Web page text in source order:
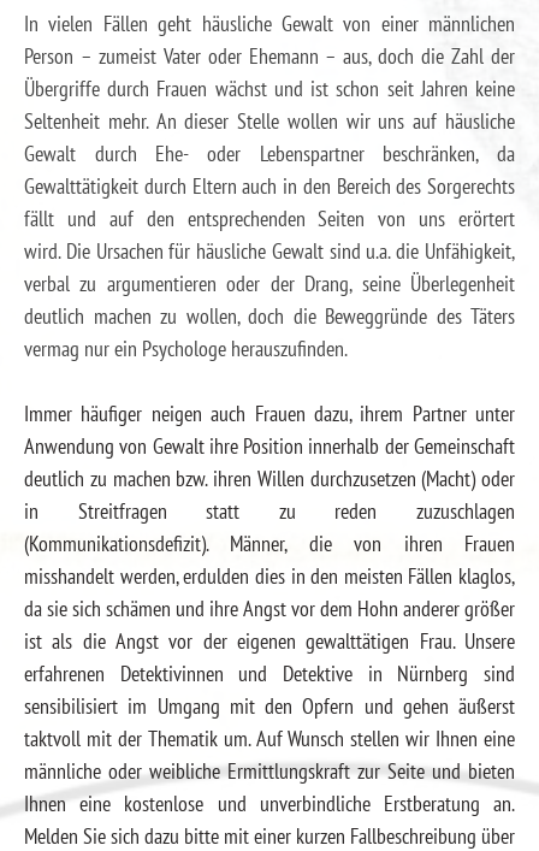
In vielen Fällen geht häusliche Gewalt von einer männlichen
Person – zumeist Vater oder Ehemann – aus, doch die Zahl der
Übergriffe durch Frauen wächst und ist schon seit Jahren keine
Seltenheit mehr. An dieser Stelle wollen wir uns auf häusliche
Gewalt durch Ehe- oder Lebenspartner beschränken, da
Gewalttätigkeit durch Eltern auch in den Bereich des Sorgerechts
fällt und auf den entsprechenden Seiten von uns erörtert
wird. Die Ursachen für häusliche Gewalt sind u.a. die Unfähigkeit,
verbal zu argumentieren oder der Drang, seine Überlegenheit
deutlich machen zu wollen, doch die Beweggründe des Täters
vermag nur ein Psychologe herauszufinden.
Immer häufiger neigen auch Frauen dazu, ihrem Partner unter
Anwendung von Gewalt ihre Position innerhalb der Gemeinschaft
deutlich zu machen bzw. ihren Willen durchzusetzen (Macht) oder
in Streitfragen statt zu reden zuzuschlagen
(Kommunikationsdefizit). Männer, die von ihren Frauen
misshandelt werden, erdulden dies in den meisten Fällen klaglos,
da sie sich schämen und ihre Angst vor dem Hohn anderer größer
ist als die Angst vor der eigenen gewalttätigen Frau. Unsere
erfahrenen Detektivinnen und Detektive in Nürnberg sind
sensibilisiert im Umgang mit den Opfern und gehen äußerst
taktvoll mit der Thematik um. Auf Wunsch stellen wir Ihnen eine
männliche oder weibliche Ermittlungskraft zur Seite und bieten
Ihnen eine kostenlose und unverbindliche Erstberatung an.
Melden Sie sich dazu bitte mit einer kurzen Fallbeschreibung über